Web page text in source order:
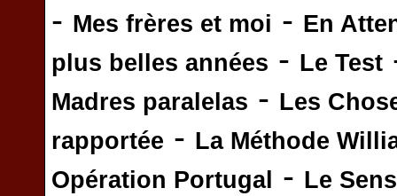
- Mes frères et moi - En
plus belles années - Le Test
Madres paralelas - Les
rapportée - La Méthode
Opération Portugal
- Le